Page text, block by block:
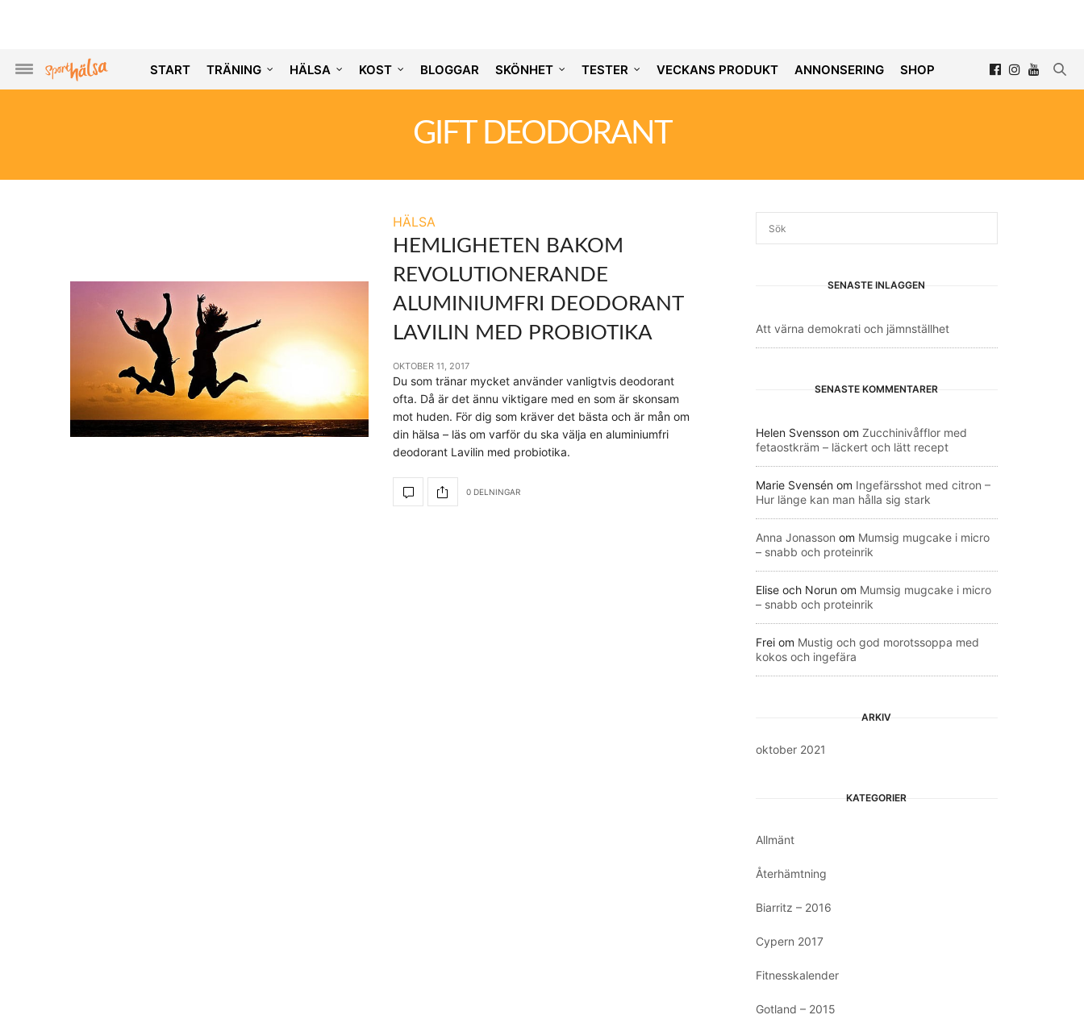
START TRÄNING HÄLSA KOST BLOGGAR SKÖNHET TESTER VECKANS PRODUKT ANNONSERING SHOP
GIFT DEODORANT
HÄLSA
HEMLIGHETEN BAKOM
REVOLUTIONERANDE
ALUMINIUMFRI DEODORANT
LAVILIN MED PROBIOTIKA
OKTOBER 11, 2017
Du som tränar mycket använder vanligtvis deodorant
ofta. Då är det ännu viktigare med en som är skonsam
mot huden. För dig som kräver det bästa och är mån om
din hälsa – läs om varför du ska välja en aluminiumfri
deodorant Lavilin med probiotika.
0 DELNINGAR
SENASTE INLÄGGEN
Att värna demokrati och jämnställhet
SENASTE KOMMENTARER
Helen Svensson om Zucchinivåfflor med
fetaostkräm – läckert och lätt recept
Marie Svensén om Ingefärsshot med citron –
Hur länge kan man hålla sig stark
Anna Jonasson om Mumsig mugcake i micro
– snabb och proteinrik
Elise och Norun om Mumsig mugcake i micro
– snabb och proteinrik
Frei om Mustig och god morotssoppa med
kokos och ingefära
ARKIV
oktober 2021
KATEGORIER
Allmänt
Återhämtning
Biarritz – 2016
Cypern 2017
Fitnesskalender
Gotland – 2015